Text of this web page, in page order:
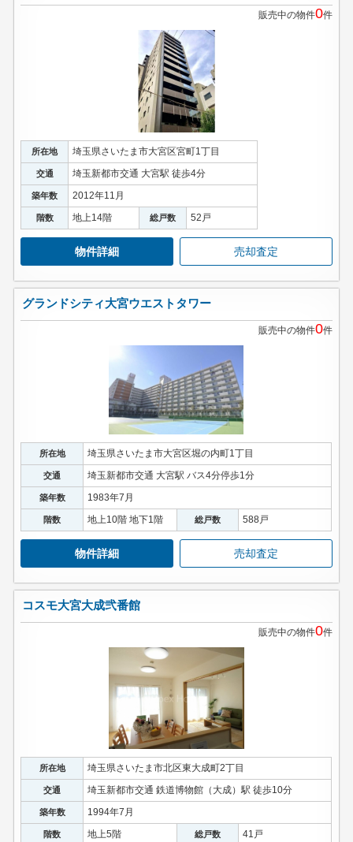
販売中の物件0件
所在地 埼玉県さいたま市大宮区宮町1丁目
交通 埼玉新都市交通 大宮駅 徒歩4分
築年数 2012年11月
階数 地上14階 総戸数 52戸
物件詳細 売却査定
グランドシティ大宮ウエストタワー
販売中の物件0件
所在地 埼玉県さいたま市大宮区堀の内町1丁目
交通 埼玉新都市交通 大宮駅 バス4分停歩1分
築年数 1983年7月
階数 地上10階 地下1階 総戸数 588戸
物件詳細 売却査定
コスモ大宮大成弐番館
販売中の物件0件
所在地 埼玉県さいたま市北区東大成町2丁目
交通 埼玉新都市交通 鉄道博物館（大成）駅 徒歩10分
築年数 1994年7月
階数 地上5階 総戸数 41戸